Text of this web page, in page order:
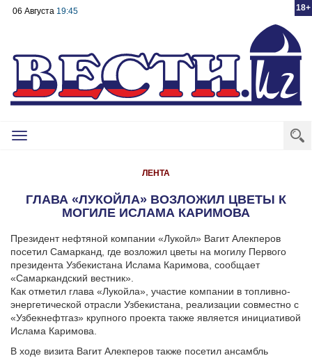
18+
06 Августа 19:45
Toggle
ЛЕНТА
ГЛАВА «ЛУКОЙЛА» ВОЗЛОЖИЛ ЦВЕТЫ К
МОГИЛЕ ИСЛАМА КАРИМОВА
Президент нефтяной компании «Лукойл» Вагит Алекперов
посетил Самарканд, где возложил цветы на могилу Первого
президента Узбекистана Ислама Каримова, сообщает
«Самаркандский вестник».
Как отметил глава «Лукойла», участие компании в топливно-
энергетической отрасли Узбекистана, реализации совместно с
«Узбекнефтгаз» крупного проекта также является инициативой
Ислама Каримова.
В ходе визита Вагит Алекперов также посетил ансамбль